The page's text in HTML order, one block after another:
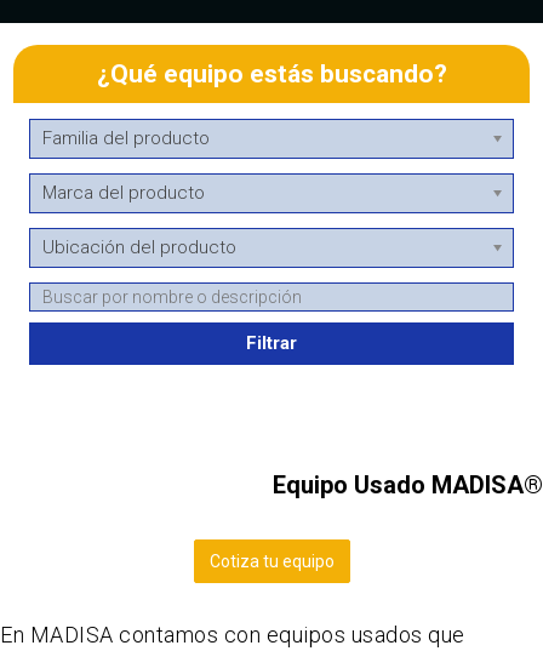
¿Qué equipo estás buscando?
Familia del producto
Marca del producto
Ubicación del producto
Filtrar
Equipo Usado MADISA®
Cotiza tu equipo
En MADISA contamos con equipos usados que